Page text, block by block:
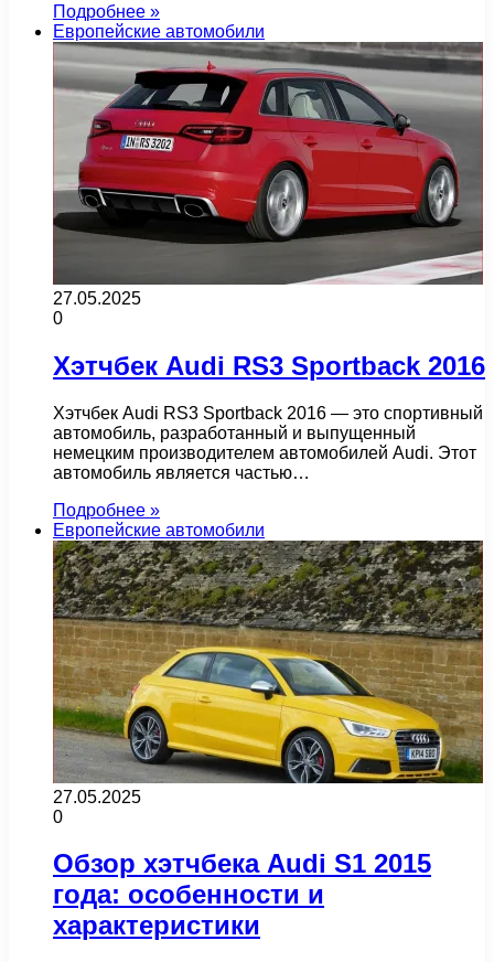
Подробнее »
Европейские автомобили
27.05.2025
0
Хэтчбек Audi RS3 Sportback 2016
Хэтчбек Audi RS3 Sportback 2016 — это спортивный
автомобиль, разработанный и выпущенный
немецким производителем автомобилей Audi. Этот
автомобиль является частью…
Подробнее »
Европейские автомобили
27.05.2025
0
Обзор хэтчбека Audi S1 2015
года: особенности и
характеристики